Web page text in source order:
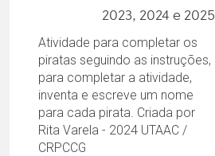
2023, 2024 e 2025
Atividade para completar os
piratas seguindo as instruções,
para completar a atividade,
inventa e escreve um nome
para cada pirata. Criada por
Rita Varela - 2024 UTAAC /
CRPCCG